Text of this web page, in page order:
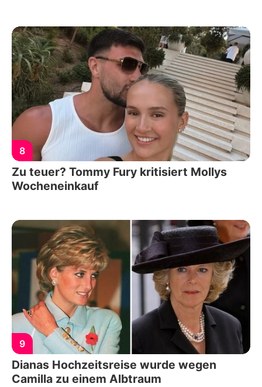
8
Zu teuer? Tommy Fury kritisiert Mollys
Wocheneinkauf
9
Dianas Hochzeitsreise wurde wegen
Camilla zu einem Albtraum